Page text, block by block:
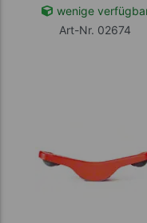
wenige
Art-Nr. 02674